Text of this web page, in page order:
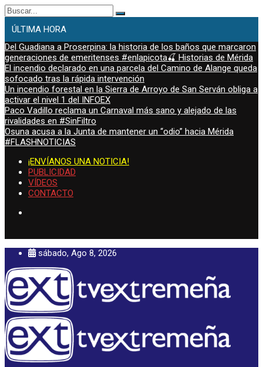
Buscar:
ÚLTIMA HORA
Del Guadiana a Proserpina: la historia de los baños que marcaron
generaciones de emeritenses #enlapicota🍒 Historias de Mérida
El incendio declarado en una parcela del Camino de Alange queda
sofocado tras la rápida intervención
Un incendio forestal en la Sierra de Arroyo de San Serván obliga a
activar el nivel 1 del INFOEX
Paco Vadillo reclama un Carnaval más sano y alejado de las
rivalidades en #SinFiltro
Osuna acusa a la Junta de mantener un “odio” hacia Mérida
#FLASHNOTICIAS
¡ENVÍANOS UNA NOTICIA!
PUBLICIDAD
VÍDEOS
CONTACTO
sábado, Ago 8, 2026